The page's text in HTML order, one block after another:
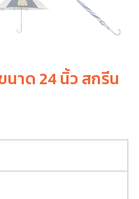
าด 24 นิ้ว สกรีน